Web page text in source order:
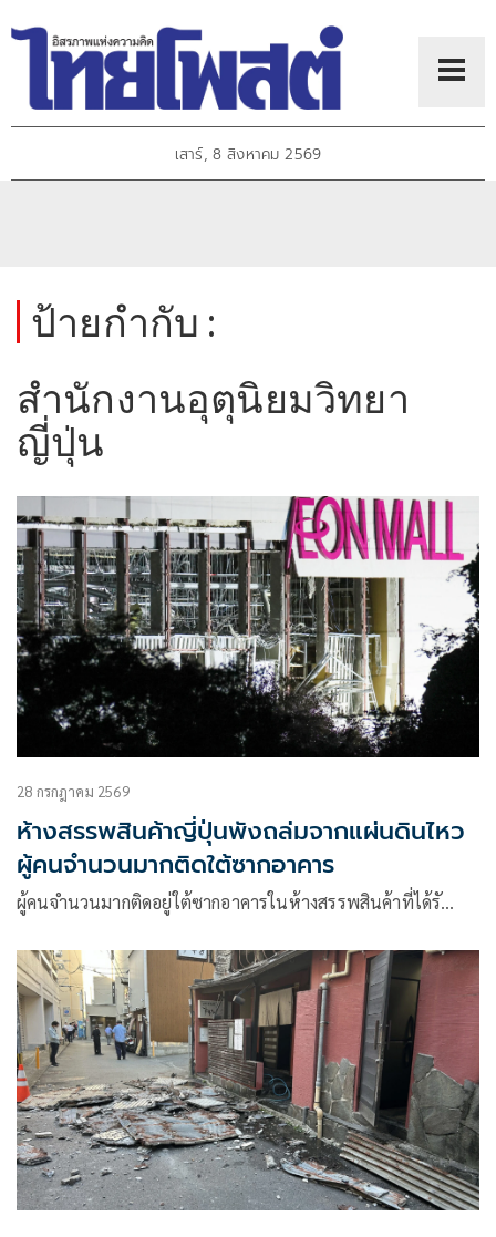
เสาร์, 8 สิงหาคม 2569
ป้ายกำกับ :
สำนักงานอุตุนิยมวิทยา
ญี่ปุ่น
28 กรกฎาคม 2569
ห้างสรรพสินค้าญี่ปุ่นพังถล่มจากแผ่นดินไหว
ผู้คนจำนวนมากติดใต้ซากอาคาร
ผู้คนจำนวนมากติดอยู่ใต้ซากอาคารในห้างสรรพสินค้าที่ได้รั…